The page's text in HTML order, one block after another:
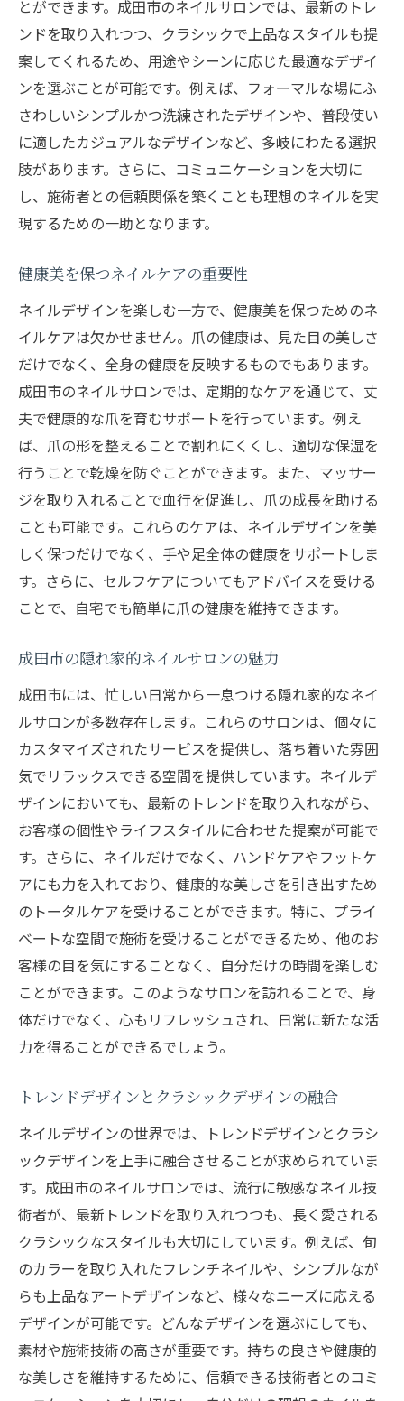
サロンでの施術体験を最大限に活かす方法
プロの技術で叶える持ちの良いネイル
成田市で人気のネイルサロンランキング
美しいフォルムと健康美を兼ね備えたネイルケ
アの秘密
フォルムを整えるための基本テクニック
健康的な爪を維持するためのケア法
サロンでのケアとホームケアの違い
成田市でおすすめのネイルケアサロン
ネイルアートと健康美のバランス
成田市で探すネイルデザインと健康的な手元を
維持するコツ
健康的な手元を保つための日常ケア
成田市のネイルデザイントレンド
プロが教える理想のネイルデザインの選び
方
季節に応じたネイルデザインの取り入れ方
ネイルサロンで受ける特別なケア
手元の印象を変えるネイルアートの力
理想のネイルデザインで日常が豊かになる成田
ネイルデザインがもたらす日常の変化
成田市で見つける理想のサロン
トレンドを取り入れたデザイン選び
成田市でのネイルイベント情報
ネイルデザインに合わせたファッションコ
ーデ
ネイルによる自己表現の方法
成田市で見つける持ちの良いネイルと健康的な
美しさ
持ちの良いネイルを実現するための秘訣
成田市で評判のネイルサロン紹介
ネイルアートで指先の美しさを引き出す
健康的な美しさを維持するためのケア法
ネイルケアがもたらす健康美と成田市のサロン
ネイルケアで健康的な美しさを手に入れる
成田市でのサロン選びの基準
ネイルケアの新しいアプローチ
プロフェッショナルなケアを受けるメリッ
ト
サロンでの体験を豊かにする方法
成田市での成功事例とレビュー
成田市のネイルデザインで健康美を手に入れる
方法
とができます。成田市のネイルサロンでは、最新のトレ
ンドを取り入れつつ、クラシックで上品なスタイルも提
案してくれるため、用途やシーンに応じた最適なデザイ
ンを選ぶことが可能です。例えば、フォーマルな場にふ
さわしいシンプルかつ洗練されたデザインや、普段使い
に適したカジュアルなデザインなど、多岐にわたる選択
肢があります。さらに、コミュニケーションを大切に
し、施術者との信頼関係を築くことも理想のネイルを実
現するための一助となります。
健康美を保つネイルケアの重要性
ネイルデザインを楽しむ一方で、健康美を保つためのネ
イルケアは欠かせません。爪の健康は、見た目の美しさ
だけでなく、全身の健康を反映するものでもあります。
成田市のネイルサロンでは、定期的なケアを通じて、丈
夫で健康的な爪を育むサポートを行っています。例え
ば、爪の形を整えることで割れにくくし、適切な保湿を
行うことで乾燥を防ぐことができます。また、マッサー
ジを取り入れることで血行を促進し、爪の成長を助ける
ことも可能です。これらのケアは、ネイルデザインを美
しく保つだけでなく、手や足全体の健康をサポートしま
す。さらに、セルフケアについてもアドバイスを受ける
ことで、自宅でも簡単に爪の健康を維持できます。
成田市の隠れ家的ネイルサロンの魅力
成田市には、忙しい日常から一息つける隠れ家的なネイ
ルサロンが多数存在します。これらのサロンは、個々に
カスタマイズされたサービスを提供し、落ち着いた雰囲
気でリラックスできる空間を提供しています。ネイルデ
ザインにおいても、最新のトレンドを取り入れながら、
お客様の個性やライフスタイルに合わせた提案が可能で
す。さらに、ネイルだけでなく、ハンドケアやフットケ
アにも力を入れており、健康的な美しさを引き出すため
のトータルケアを受けることができます。特に、プライ
ベートな空間で施術を受けることができるため、他のお
客様の目を気にすることなく、自分だけの時間を楽しむ
ことができます。このようなサロンを訪れることで、身
体だけでなく、心もリフレッシュされ、日常に新たな活
力を得ることができるでしょう。
トレンドデザインとクラシックデザインの融合
ネイルデザインの世界では、トレンドデザインとクラシ
ックデザインを上手に融合させることが求められていま
す。成田市のネイルサロンでは、流行に敏感なネイル技
術者が、最新トレンドを取り入れつつも、長く愛される
クラシックなスタイルも大切にしています。例えば、旬
のカラーを取り入れたフレンチネイルや、シンプルなが
らも上品なアートデザインなど、様々なニーズに応える
デザインが可能です。どんなデザインを選ぶにしても、
素材や施術技術の高さが重要です。持ちの良さや健康的
な美しさを維持するために、信頼できる技術者とのコミ